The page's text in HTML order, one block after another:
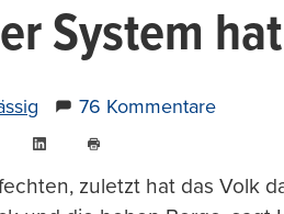
System
76 Kommentare
FacebookLinkedIn
drucken
zuletzt hat das Volk